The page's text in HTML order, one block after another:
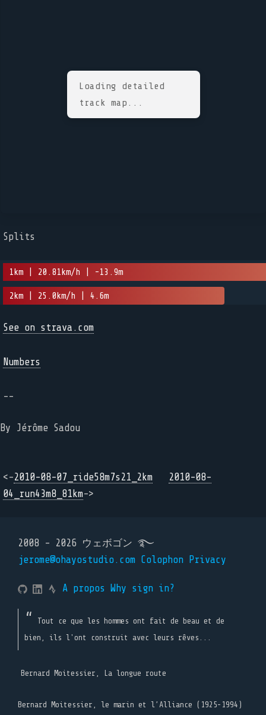
Loading detailed
track map...
Splits
1km | 20.81km/h | -13.9m
2km | 25.0km/h | 4.6m
See on strava.com
Numbers
--
By Jérôme Sadou
<-2010-08-07_ride58m7s21_2km
2010-08-
04_run43m8_81km->
2008 - 2026 ウェボゴン ࿐
jerome@ohayostudio.com Colophon Privacy
A propos Why sign in?
Tout ce que les hommes ont fait de beau et de
bien, ils l'ont construit avec leurs rêves...
Bernard Moitessier, La longue route
Bernard Moitessier, le marin et l’Alliance (1925-1994)